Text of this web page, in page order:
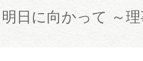
明日に向かって ～